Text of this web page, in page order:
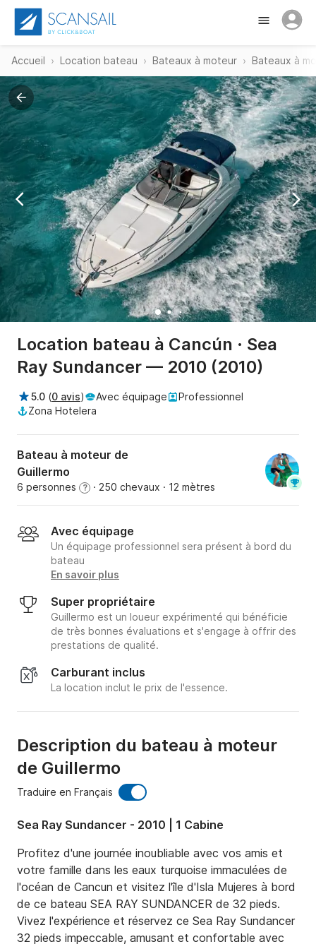
Accueil Location bateau Bateaux à moteur Bateaux à
Location bateau à Cancún · Sea
Ray Sundancer — 2010 (2010)
5.0 (0 avis) Avec équipage
Professionnel
Zona Hotelera
Bateau à moteur de
Guillermo
6 personnes ? · 250 chevaux · 12 mètres
Avec équipage
Un équipage professionnel sera présent à bord du
bateau
En savoir plus
Super propriétaire
Guillermo est un loueur expérimenté qui bénéficie
de très bonnes évaluations et s'engage à offrir des
prestations de qualité.
Carburant inclus
La location inclut le prix de l'essence.
Description du bateau à moteur
de Guillermo
Traduire en Français
Sea Ray Sundancer - 2010 | 1 Cabine
Profitez d'une journée inoubliable avec vos amis et
votre famille dans les eaux turquoise immaculées de
l'océan de Cancun et visitez l'île d'Isla Mujeres à bord
de ce bateau SEA RAY SUNDANCER de 32 pieds.
Vivez l'expérience et réservez ce Sea Ray Sundancer
32 pieds impeccable, amusant et confortable avec